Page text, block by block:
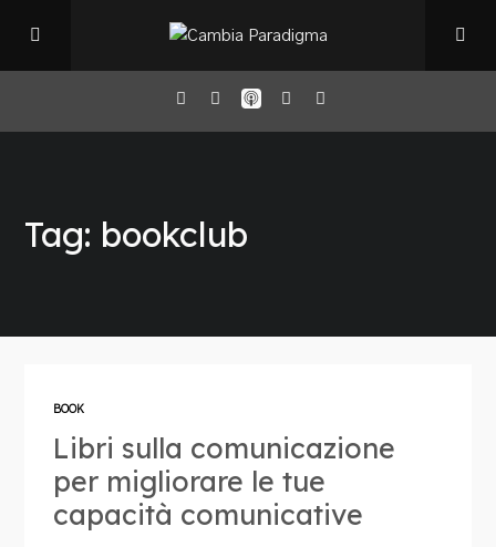
Il Podcast
Book Club
Blog
Tag: bookclub
BOOK
Libri sulla comunicazione
per migliorare le tue
capacità comunicative